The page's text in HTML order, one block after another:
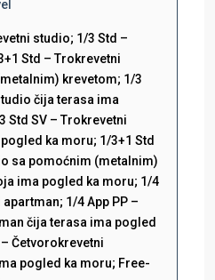
studio; 1/3 Std –
Std – Trokrevetni
krevetom; 1/3
čija terasa ima
Std SV – Trokrevetni
ka moru; 1/3+1 Std
sa pomoćnim (metalnim)
ima pogled ka moru; 1/4
1/4 App PP –
čija terasa ima pogled
Četvorokrevetni
pogled ka moru; Free-